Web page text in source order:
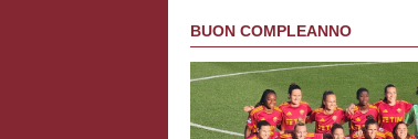
BUON COMPLEANNO